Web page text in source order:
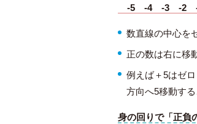
-5 -4 -3 -2
数直線の中心を
正の数は右に移
例えば＋5はゼ
方向へ5移動する
身の回りで「正負
な勉強法と